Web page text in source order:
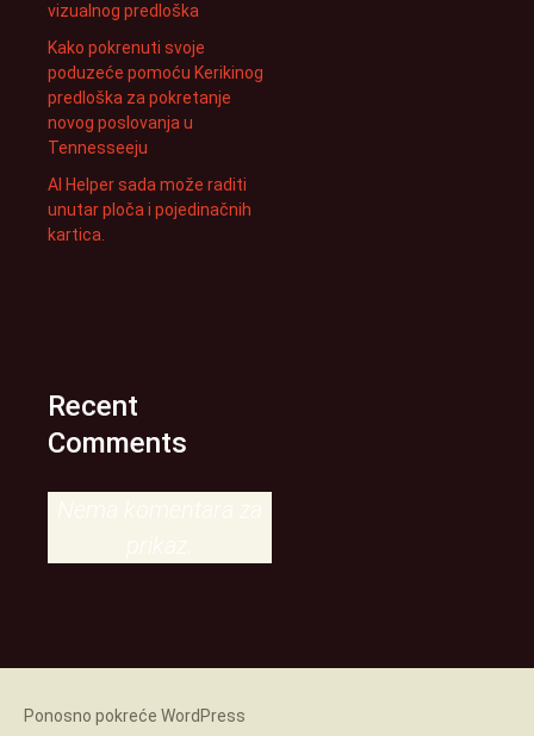
vizualnog predloška
Kako pokrenuti svoje
poduzeće pomoću Kerikinog
predloška za pokretanje
novog poslovanja u
Tennesseeju
AI Helper sada može raditi
unutar ploča i pojedinačnih
kartica.
Recent
Comments
Nema komentara za
prikaz.
Ponosno pokreće WordPress